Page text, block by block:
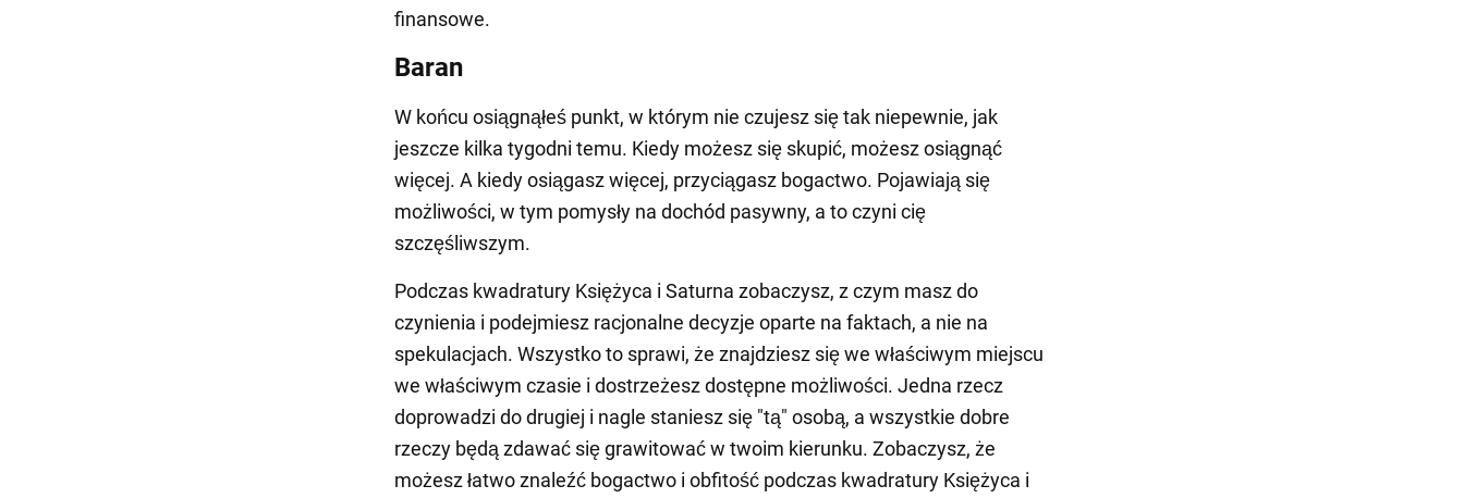
finansowe.
Baran
W końcu osiągnąłeś punkt, w którym nie czujesz się tak niepewnie, jak
jeszcze kilka tygodni temu. Kiedy możesz się skupić, możesz osiągnąć
więcej. A kiedy osiągasz więcej, przyciągasz bogactwo. Pojawiają się
możliwości, w tym pomysły na dochód pasywny, a to czyni cię
szczęśliwszym.
Podczas kwadratury Księżyca i Saturna zobaczysz, z czym masz do
czynienia i podejmiesz racjonalne decyzje oparte na faktach, a nie na
spekulacjach. Wszystko to sprawi, że znajdziesz się we właściwym miejscu
we właściwym czasie i dostrzeżesz dostępne możliwości. Jedna rzecz
doprowadzi do drugiej i nagle staniesz się "tą" osobą, a wszystkie dobre
rzeczy będą zdawać się grawitować w twoim kierunku. Zobaczysz, że
możesz łatwo znaleźć bogactwo i obfitość podczas kwadratury Księżyca i